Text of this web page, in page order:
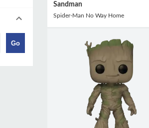
Go
Sandman
Spider-Man No Way Home